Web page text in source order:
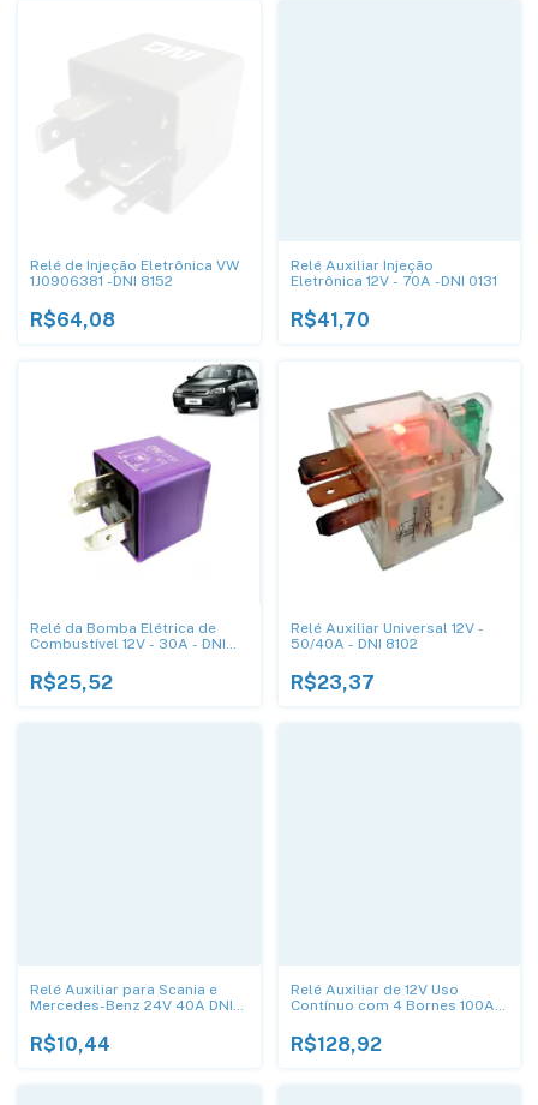
Relé de Injeção Eletrônica VW
1J0906381 -DNI 8152
R$64,08
Relé Auxiliar Injeção
Eletrônica 12V - 70A -DNI 0131
R$41,70
Relé da Bomba Elétrica de
Combustível 12V - 30A - DNI
R$25,52
Relé Auxiliar Universal 12V -
50/40A - DNI 8102
R$23,37
Relé Auxiliar para Scania e
Mercedes-Benz 24V 40A DNI
R$10,44
Relé Auxiliar de 12V Uso
Contínuo com 4 Bornes 100A -
R$128,92